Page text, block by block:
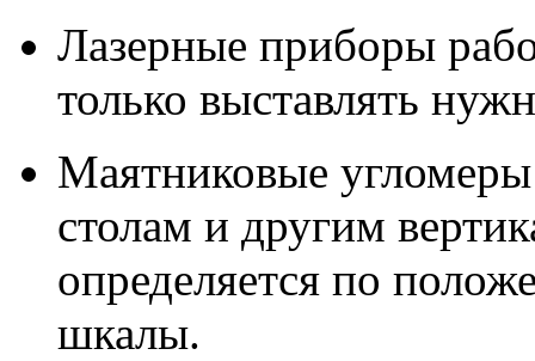
Лазерные приборы
только выставлять
Маятниковые
столам и другим
определяется по
шкалы.